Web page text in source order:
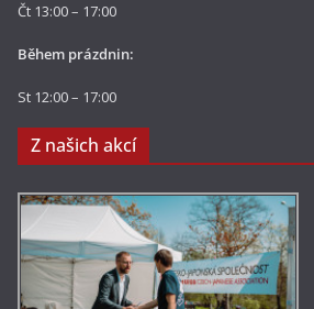
Čt 13:00 – 17:00
Během prázdnin:
St 12:00 – 17:00
Z našich akcí